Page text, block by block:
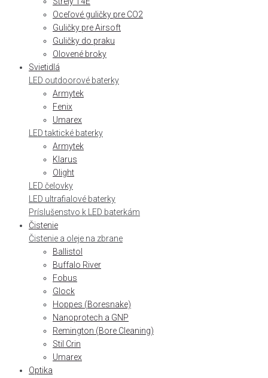
Oceľové guličky pre CO2
Guličky pre Airsoft
Guličky do praku
Olovené broky
Svietidlá
LED outdoorové baterky
Armytek
Fenix
Umarex
LED taktické baterky
Armytek
Klarus
Olight
LED čelovky
LED ultrafialové baterky
Príslušenstvo k LED baterkám
Čistenie
Čistenie a oleje na zbrane
Ballistol
Buffalo River
Fobus
Glock
Hoppes (Boresnake)
Nanoprotech a GNP
Remington (Bore Cleaning)
Stil Crin
Umarex
Optika